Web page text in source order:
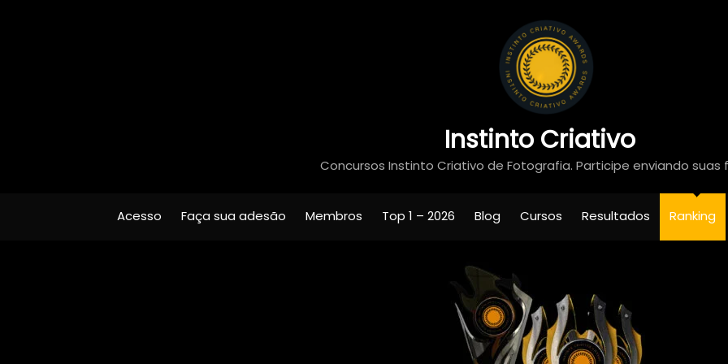
Instinto Criativo
Concursos Instinto Criativo de Fotografia. Participe enviando suas
Acesso Faça sua adesão Membros Top 1 – 2026 Blog Cursos Resultados Ranking